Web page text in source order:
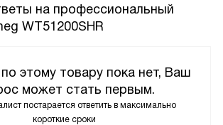
на профессиональный
WT51200SHR
этому товару пока нет, Ваш
может стать первым.
постарается ответить в максимально
короткие сроки